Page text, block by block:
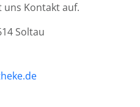
uns Kontakt auf.
Soltau